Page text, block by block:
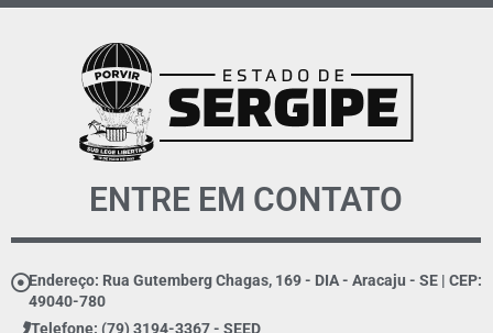
ENTRE EM CONTATO
Endereço: Rua Gutemberg Chagas, 169 - DIA - Aracaju - SE | CEP:
49040-780
Telefone: (79) 3194-3367 - SEED